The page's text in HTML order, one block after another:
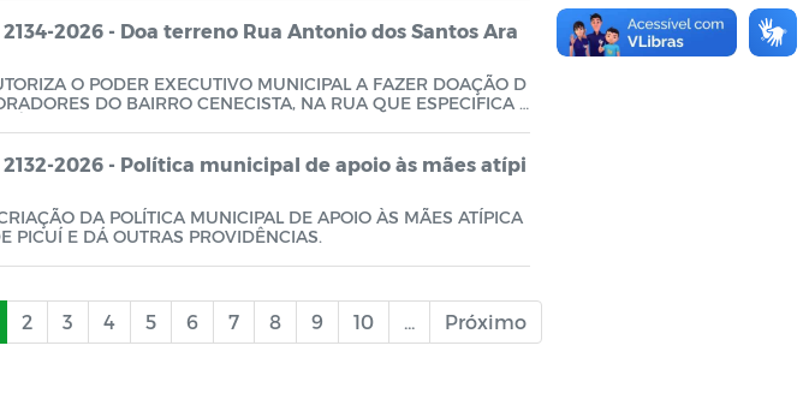
2026 - Doa terreno Rua Antonio dos Santos Ara
O PODER EXECUTIVO MUNICIPAL A FAZER DOAÇÃO D
DO BAIRRO CENECISTA, NA RUA QUE ESPECIFICA E
2132-2026 - Política municipal de apoio às mães atípi
DA POLÍTICA MUNICIPAL DE APOIO ÀS MÃES ATÍPICA
PICUÍ E DÁ OUTRAS PROVIDÊNCIAS.
2 3 4 5 6 7 8 9 10 ... Próximo